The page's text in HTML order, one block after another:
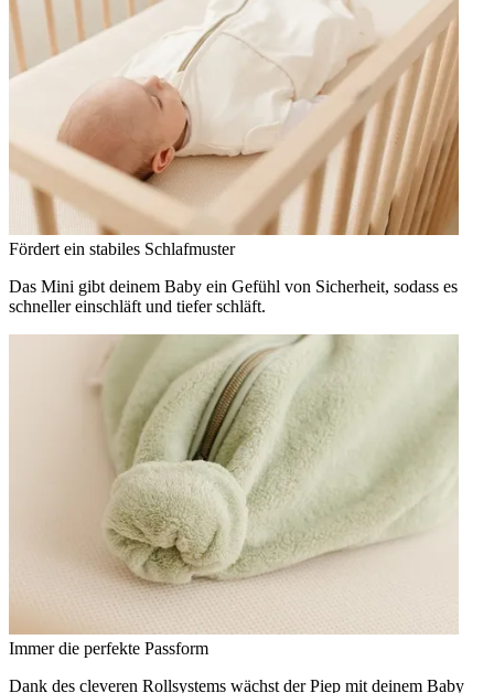
Fördert ein stabiles Schlafmuster
Das Mini gibt deinem Baby ein Gefühl von Sicherheit, sodass es
schneller einschläft und tiefer schläft.
Immer die perfekte Passform
Dank des cleveren Rollsystems wächst der Piep mit deinem Baby